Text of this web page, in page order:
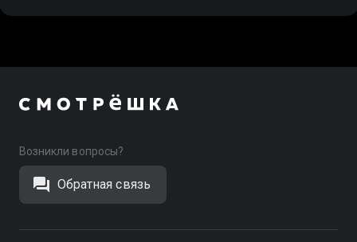
Возникли вопросы?
Обратная связь